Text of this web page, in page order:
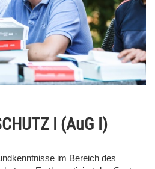
I (AuG I)
im Bereich des